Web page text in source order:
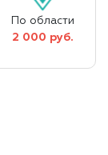
По области
2 000 руб.